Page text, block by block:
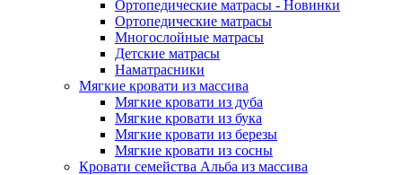
Ортопедические матрасы - Новинки
Ортопедические матрасы
Многослойные матрасы
Детские матрасы
Наматрасники
Мягкие кровати из массива
Мягкие кровати из дуба
Мягкие кровати из бука
Мягкие кровати из березы
Мягкие кровати из сосны
Кровати семейства Альба из массива